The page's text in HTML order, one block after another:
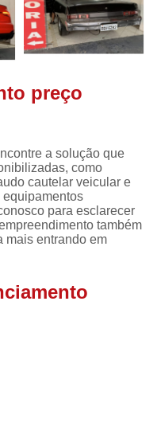
Veicular para
Laudo Cautelar de
Cautelar para Carros Fiat
Cautelar para Veículos
Laudo Cautelar para
Laudo Cautelar Veicular
Laudo Veicular para
Laudo Cautelar
Automotivo
Laudo
preço
a solução que
como
cautelar veicular e
equipamentos
para esclarecer
também
mais entrando em